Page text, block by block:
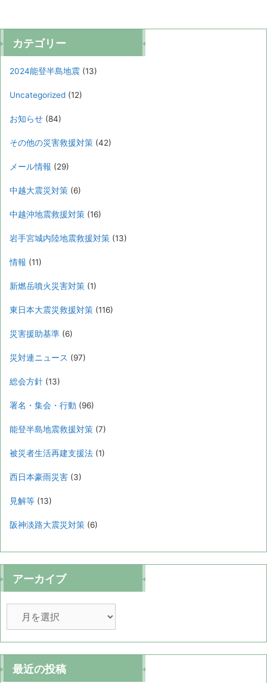
カテゴリー
2024能登半島地震 (13)
Uncategorized (12)
お知らせ (84)
その他の災害救援対策 (42)
メール情報 (29)
中越大震災対策 (6)
中越沖地震救援対策 (16)
岩手宮城内陸地震救援対策 (13)
情報 (11)
新燃岳噴火災害対策 (1)
東日本大震災救援対策 (116)
災害援助基準 (6)
災対連ニュース (97)
総会方針 (13)
署名・集会・行動 (96)
能登半島地震救援対策 (7)
被災者生活再建支援法 (1)
西日本豪雨災害 (3)
見解等 (13)
阪神淡路大震災対策 (6)
アーカイブ
カ
イ
ブ
最近の投稿